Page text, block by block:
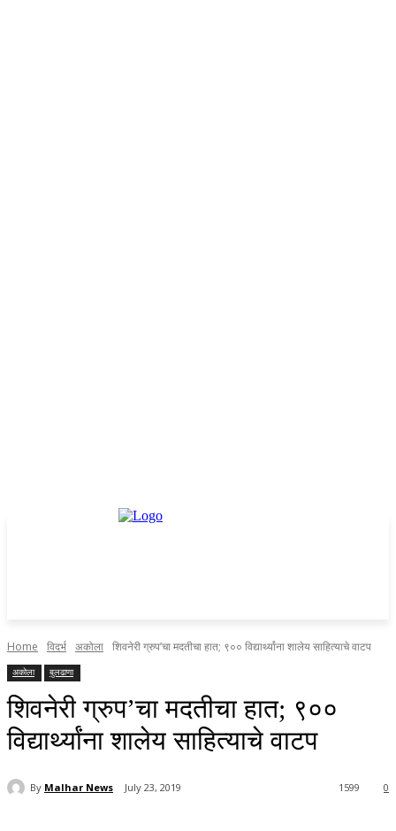
Home विदर्भ अकोला शिवनेरी ग्रुप’चा मदतीचा हात; ९०० विद्यार्थ्यांना शालेय साहित्याचे वाटप
अकोला बुलढाणा
शिवनेरी ग्रुप’चा मदतीचा हात; ९००
विद्यार्थ्यांना शालेय साहित्याचे वाटप
By Malhar News July 23, 2019 0
1599